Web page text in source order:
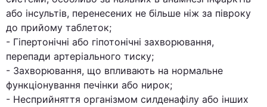
або інсультів, перенесених не більше ніж за півроку
до прийому таблеток;
- Гіпертонічні або гіпотонічні захворювання,
перепади артеріального тиску;
- Захворювання, що впливають на нормальне
функціонування печінки або нирок;
- Несприйняття організмом силденафілу або інших